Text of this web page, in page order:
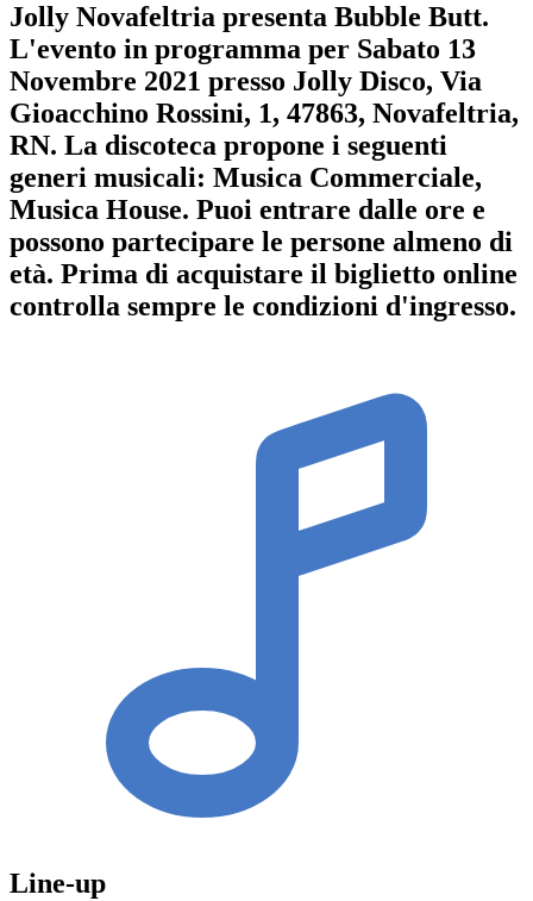
Jolly Novafeltria presenta Bubble Butt.
L'evento in programma per Sabato 13
Novembre 2021 presso Jolly Disco, Via
Gioacchino Rossini, 1, 47863, Novafeltria,
RN. La discoteca propone i seguenti
generi musicali: Musica Commerciale,
Musica House. Puoi entrare dalle ore e
possono partecipare le persone almeno di
età. Prima di acquistare il biglietto online
controlla sempre le condizioni d'ingresso.
Line-up